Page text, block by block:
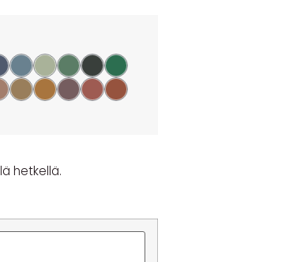
hetkellä.